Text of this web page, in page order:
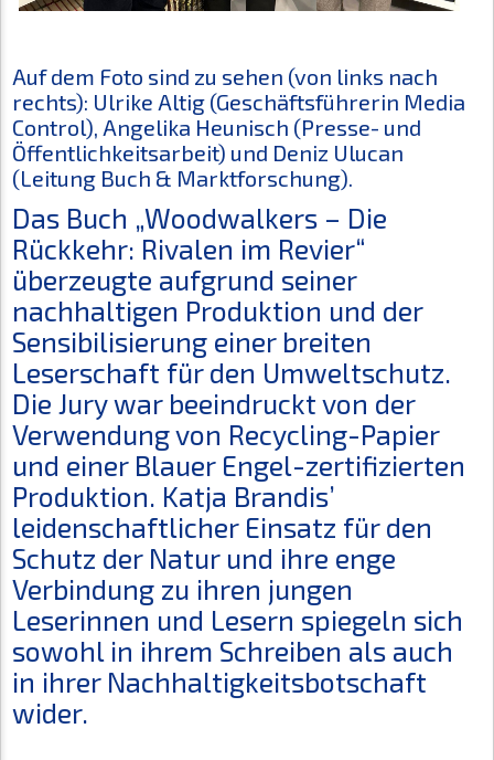
Auf dem Foto sind zu sehen (von links nach
rechts): Ulrike Altig (Geschäftsführerin Media
Control), Angelika Heunisch (Presse- und
Öffentlichkeitsarbeit) und Deniz Ulucan
(Leitung Buch & Marktforschung).
Das Buch „Woodwalkers – Die
Rückkehr: Rivalen im Revier“
überzeugte aufgrund seiner
nachhaltigen Produktion und der
Sensibilisierung einer breiten
Leserschaft für den Umweltschutz.
Die Jury war beeindruckt von der
Verwendung von Recycling-Papier
und einer Blauer Engel-zertifizierten
Produktion. Katja Brandis’
leidenschaftlicher Einsatz für den
Schutz der Natur und ihre enge
Verbindung zu ihren jungen
Leserinnen und Lesern spiegeln sich
sowohl in ihrem Schreiben als auch
in ihrer Nachhaltigkeitsbotschaft
wider.